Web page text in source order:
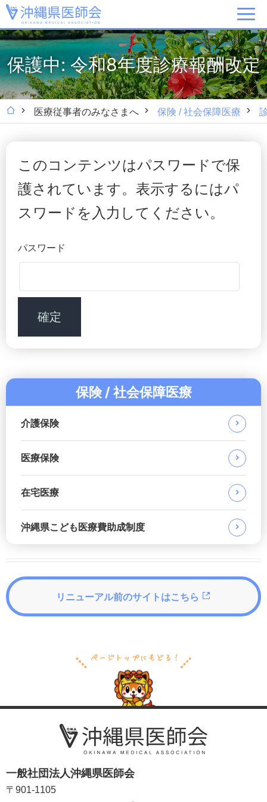
保護中: 令和8年度診療報酬改定
医療従事者のみなさまへ 保険 / 社会保障医療
このコンテンツはパスワードで保
護されています。表示するにはパ
スワードを入力してください。
パスワード
保険 / 社会保障医療
介護保険
医療保険
在宅医療
沖縄県こども医療費助成制度
リニューアル前のサイトはこちら
一般社団法人沖縄県医師会
〒901-1105